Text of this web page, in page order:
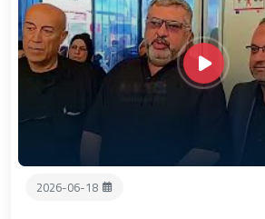
2026-06-18